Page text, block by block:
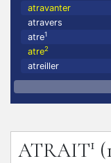
atravanter
atravers
atre1
atre2
atreiller
ATRAIT1